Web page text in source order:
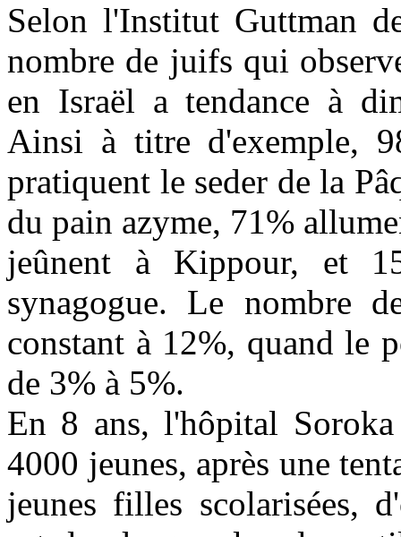
Selon l'Institut Guttman
nombre de juifs qui
en Israël a tendance à
Ainsi à titre d'exemple,
pratiquent le seder de la
du pain azyme, 71%
jeûnent à Kippour, et
synagogue. Le nombre
constant à 12%, quand le
de 3% à 5%.
En 8 ans, l'hôpital
4000 jeunes, après une
jeunes filles scolarisées,